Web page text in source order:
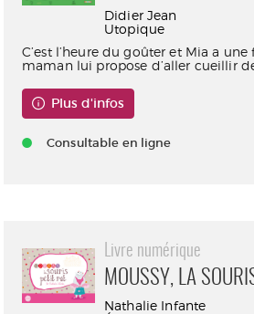
Didier Jean
Utopique
C’est l’heure du goûter et Mia a
maman lui propose d’aller cueillir
Plus d'infos
Consultable en ligne
Livre numérique
MOUSSY, LA
Nathalie Infante